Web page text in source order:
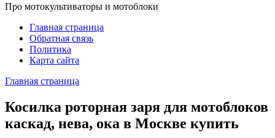
Про мотокультиваторы и мотоблоки
Главная страница
Обратная связь
Политика
Карта сайта
Главная страница
Косилка роторная заря для мотоблоков
каскад, нева, ока в Москве купить